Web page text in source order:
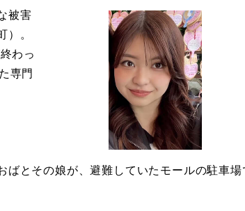
被害
）。
わっ
専門
ばとその娘が、避難していたモールの駐車場